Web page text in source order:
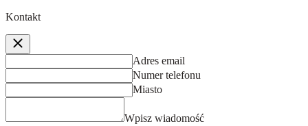
Kontakt
Adres email
Numer telefonu
Miasto
Wpisz wiadomość